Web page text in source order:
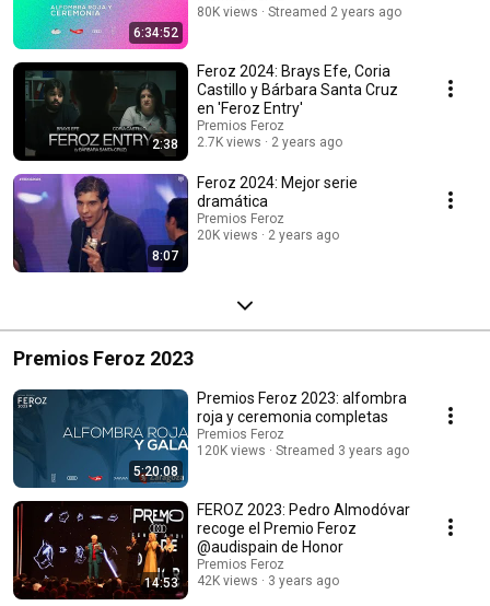
6:34:52
80K views
Streamed 2 years ago
2:38
Feroz 2024: Brays Efe, Coria
Castillo y Bárbara Santa Cruz
en 'Feroz Entry'
Premios Feroz
2.7K views
2 years ago
8:07
Feroz 2024: Mejor serie
dramática
Premios Feroz
20K views
2 years ago
Premios Feroz 2023
5:20:08
Premios Feroz 2023: alfombra
roja y ceremonia completas
Premios Feroz
120K views
Streamed 3 years ago
14:53
FEROZ 2023: Pedro Almodóvar
recoge el Premio Feroz
@audispain de Honor
Premios Feroz
42K views
3 years ago